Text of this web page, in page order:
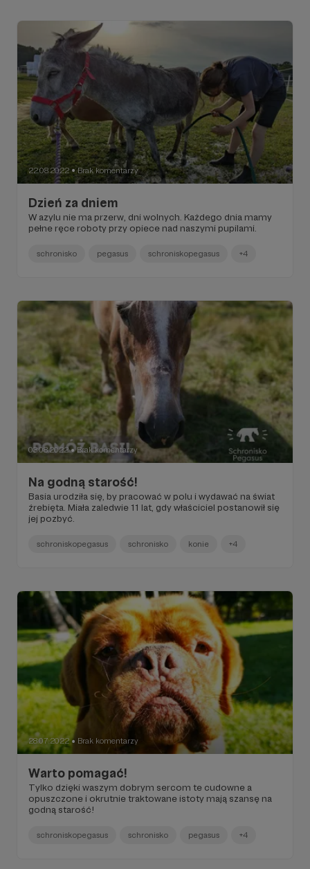
22.08.2022 ● Brak komentarzy
Dzień za dniem
W azylu nie ma przerw, dni wolnych. Każdego dnia mamy
pełne ręce roboty przy opiece nad naszymi pupilami.
schronisko pegasus schroniskopegasus +4
03.08.2022 ● Brak komentarzy
Na godną starość!
Basia urodziła się, by pracować w polu i wydawać na świat
źrebięta. Miała zaledwie 11 lat, gdy właściciel postanowił się
jej pozbyć.
schroniskopegasus schronisko konie +4
28.07.2022 ● Brak komentarzy
Warto pomagać!
Tylko dzięki waszym dobrym sercom te cudowne a
opuszczone i okrutnie traktowane istoty mają szansę na
godną starość!
schroniskopegasus schronisko pegasus +4